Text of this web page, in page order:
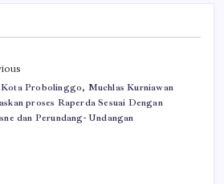
Probolinggo, Muchlas Kurniawan
proses Raperda Sesuai Dengan
dan Perundang- Undangan